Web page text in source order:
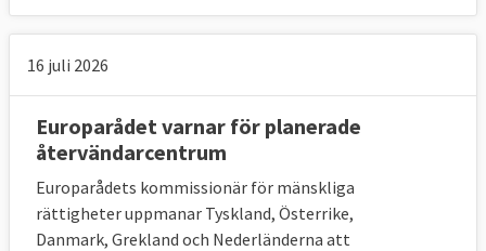
Irland är det EU-land där flest är positiva till
73 procent av irländarna har en ganska eller
mycket positiv syn. Motsvarande siffra i
Sverige är 64 procent.
Generellt har andelen positiva till
invandring ökat något i medlemsländerna
sedan 2014 (graf 2).
16 juli 2026
Europarådet varnar för planerade
återvändarcentrum
Europarådets kommissionär för mänskliga
rättigheter uppmanar Tyskland, Österrike,
Danmark, Grekland och Nederländerna att